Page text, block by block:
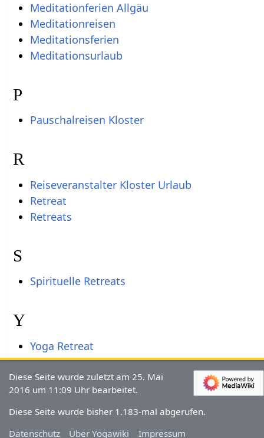
Meditationferien Allgäu
Meditationreisen
Meditationsferien
Meditationsurlaub
P
Pauschalreisen Kloster
R
Reiseveranstalter Kloster Urlaub
Retreat
Retreats
S
Spirituelle Retreats
Y
Yoga Retreat
Diese Seite wurde zuletzt am 25. Mai
2016 um 11:09 Uhr bearbeitet.
Diese Seite wurde bisher 1.183-mal abgerufen.
Datenschutz
Über Yogawiki Impressum